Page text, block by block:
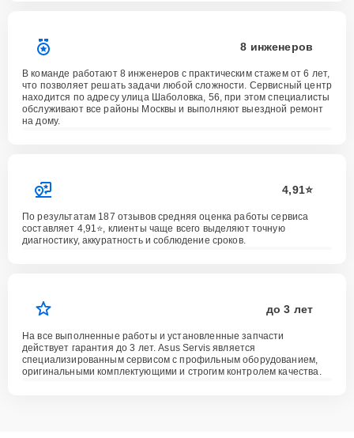
8 инженеров
В команде работают 8 инженеров с практическим стажем от 6 лет,
что позволяет решать задачи любой сложности. Сервисный центр
находится по адресу улица Шаболовка, 56, при этом специалисты
обслуживают все районы Москвы и выполняют выездной ремонт
на дому.
4,91⭐️
По результатам 187 отзывов средняя оценка работы сервиса
составляет 4,91⭐️, клиенты чаще всего выделяют точную
диагностику, аккуратность и соблюдение сроков.
до 3 лет
На все выполненные работы и установленные запчасти
действует гарантия до 3 лет. Asus Servis является
специализированным сервисом с профильным оборудованием,
оригинальными комплектующими и строгим контролем качества.